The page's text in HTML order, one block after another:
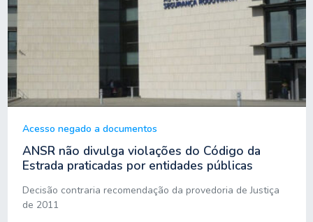
Acesso negado a documentos
ANSR não divulga violações do Código da
Estrada praticadas por entidades públicas
Decisão contraria recomendação da provedoria de Justiça
de 2011